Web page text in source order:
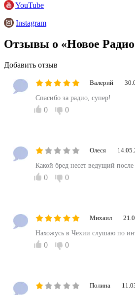
YouTube
Instagram
Отзывы о «Новое
Добавить отзыв
Валерий
Спасибо за радио, супер!
0 0
Олеся
Какой бред несет ведущий
0 0
Михаил
Нахожусь в Чехии слушаю по
0 0
Полина